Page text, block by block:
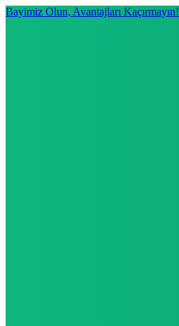
Bayimiz Olun, Avantajları Kaçırmayın!